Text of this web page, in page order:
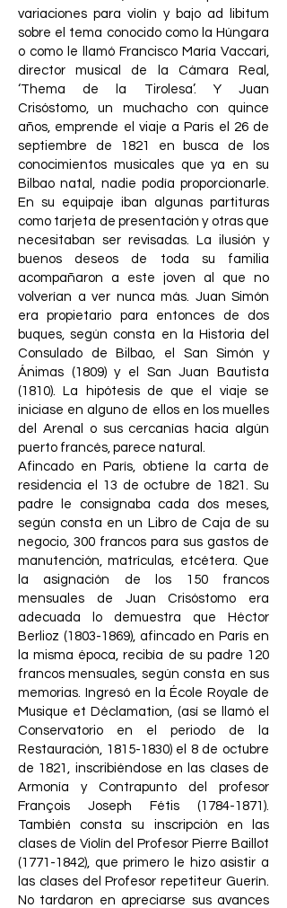
variaciones para violín y bajo ad libitum
sobre el tema conocido como la Húngara
o como le llamó Francisco María Vaccari,
director musical de la Cámara Real,
‘Thema de la Tirolesa’. Y Juan
Crisóstomo, un muchacho con quince
años, emprende el viaje a París el 26 de
septiembre de 1821 en busca de los
conocimientos musicales que ya en su
Bilbao natal, nadie podía proporcionarle.
En su equipaje iban algunas partituras
como tarjeta de presentación y otras que
necesitaban ser revisadas. La ilusión y
buenos deseos de toda su familia
acompañaron a este joven al que no
volverían a ver nunca más. Juan Simón
era propietario para entonces de dos
buques, según consta en la Historia del
Consulado de Bilbao, el San Simón y
Ánimas (1809) y el San Juan Bautista
(1810). La hipótesis de que el viaje se
iniciase en alguno de ellos en los muelles
del Arenal o sus cercanías hacia algún
puerto francés, parece natural.
Afincado en París, obtiene la carta de
residencia el 13 de octubre de 1821. Su
padre le consignaba cada dos meses,
según consta en un Libro de Caja de su
negocio, 300 francos para sus gastos de
manutención, matrículas, etcétera. Que
la asignación de los 150 francos
mensuales de Juan Crisóstomo era
adecuada lo demuestra que Héctor
Berlioz (1803-1869), afincado en París en
la misma época, recibía de su padre 120
francos mensuales, según consta en sus
memorias. Ingresó en la École Royale de
Musique et Déclamation, (así se llamó el
Conservatorio en el periodo de la
Restauración, 1815-1830)el 8 de octubre
de 1821, inscribiéndose en las clases de
Armonía y Contrapunto del profesor
François Joseph Fétis (1784-1871).
También consta su inscripción en las
clases de Violín del Profesor Pierre Baillot
(1771-1842), que primero le hizo asistir a
las clases del Profesor repetiteur Guerín.
No tardaron en apreciarse sus avances